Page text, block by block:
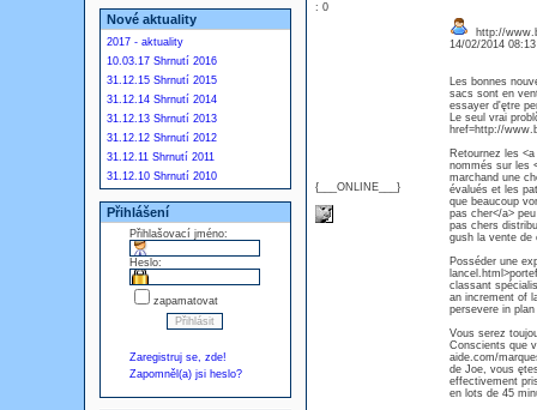
Nové aktuality
2017 - aktuality
10.03.17 Shrnutí 2016
31.12.15 Shrnutí 2015
31.12.14 Shrnutí 2014
31.12.13 Shrnutí 2013
31.12.12 Shrnutí 2012
31.12.11 Shrnutí 2011
31.12.10 Shrnutí 2010
Přihlášení
Přihlašovací jméno:
Heslo:
zapamatovat
Zaregistruj se, zde!
Zapomněl(a) jsi heslo?
: 0
{___ONLINE___}
http://
14/02/2014
Les bonnes
sacs sont en
essayer d'ętre
Le seul vrai
href=http://
Retournez les
nommés sur les
marchand une
évalués et les
que beaucoup
pas cher</a>
pas chers
gush la vente de
Posséder une
classant
an increment of
persevere in
Vous serez
Conscients que
aide.com/
de Joe, vous
effectivement
en lots de 45